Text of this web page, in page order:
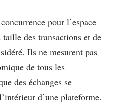
pour l’espace
des transactions et de
Ils ne mesurent pas
de tous les
des échanges se
d’une plateforme.